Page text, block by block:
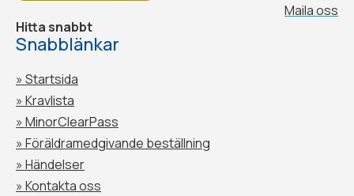
Hitta snabbt
Snabblänkar
» Startsida
» Kravlista
» MinorClearPass
» Föräldramedgivande beställning
» Händelser
» Kontakta oss
Maila oss